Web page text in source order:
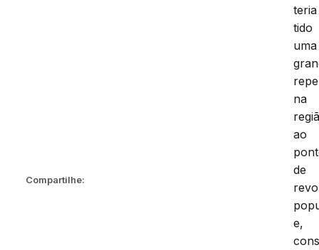
Compartilhe:
teria
tido
uma
na
ao
de
e,